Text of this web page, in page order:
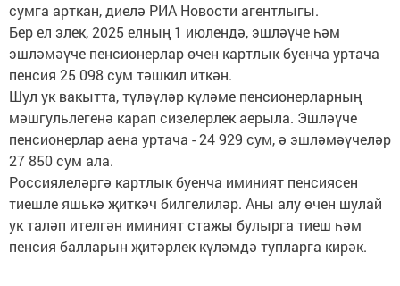
сумга арткан, диелә РИА Новости агентлыгы.
Бер ел элек, 2025 елның 1 июлендә, эшләүче һәм
эшләмәүче пенсионерлар өчен картлык буенча уртача
пенсия 25 098 сум тәшкил иткән.
Шул ук вакытта, түләүләр күләме пенсионерларның
мәшгульлегенә карап сизелерлек аерыла. Эшләүче
пенсионерлар аена уртача - 24 929 сум, ә эшләмәүчеләр
27 850 сум ала.
Россиялеләргә картлык буенча иминият пенсиясен
тиешле яшькә җиткәч билгелиләр. Аны алу өчен шулай
ук таләп ителгән иминият стажы булырга тиеш һәм
пенсия балларын җитәрлек күләмдә тупларга кирәк.